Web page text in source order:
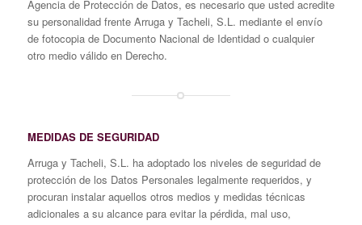
Agencia de Protección de Datos, es necesario que usted acredite
su personalidad frente Arruga y Tacheli, S.L. mediante el envío
de fotocopia de Documento Nacional de Identidad o cualquier
otro medio válido en Derecho.
MEDIDAS DE SEGURIDAD
Arruga y Tacheli, S.L. ha adoptado los niveles de seguridad de
protección de los Datos Personales legalmente requeridos, y
procuran instalar aquellos otros medios y medidas técnicas
adicionales a su alcance para evitar la pérdida, mal uso,